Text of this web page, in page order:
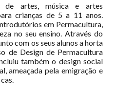
de artes, música e artes
crianças de 5 a 11 anos.
em Permacultura,
no seu ensino. Através do
com os seus alunos a horta
de Design de Permacultura
também o design social
ameaçada pela emigração e